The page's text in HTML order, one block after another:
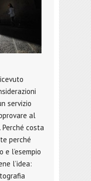
servizio
al
Perché costa
perché
l’esempio
l’idea: